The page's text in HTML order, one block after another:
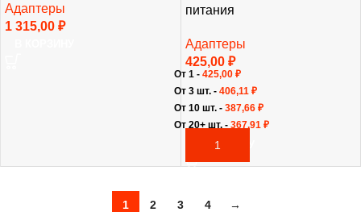
Адаптеры
1 315,00 ₽
питания
Адаптеры
425,00 ₽
В КОРЗИНУ
От 1 - 425,00 ₽
От 3 шт. - 406,11 ₽
От 10 шт. - 387,66 ₽
От 20+ шт. - 367,91 ₽
1 2 3 4 →